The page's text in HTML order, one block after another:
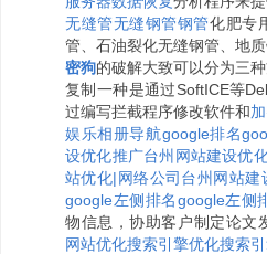
无缝管无缝钢管钢管化肥专
管、石油裂化无缝钢管、地
密狗的破解大致可以分为三
复制一种是通过SoftICE等
过编写拦截程序修改软件和
娱乐相册导航google排名
设优化推广台州网站建设优
站优化|网络公司台州网站建
google左侧排名google左侧
物信息，协助客户制定论文
网站优化搜索引擎优化搜索